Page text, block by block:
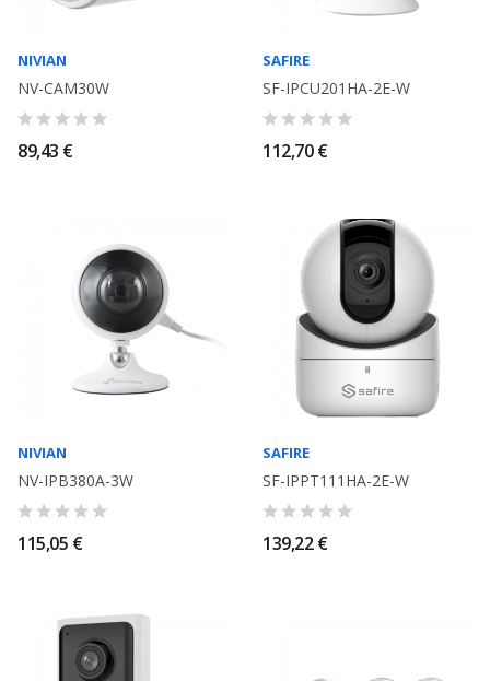
NIVIAN
NV-CAM30W
89,43 €
SAFIRE
SF-IPCU201HA-2E-W
112,70 €
NIVIAN
NV-IPB380A-3W
115,05 €
SAFIRE
SF-IPPT111HA-2E-W
139,22 €